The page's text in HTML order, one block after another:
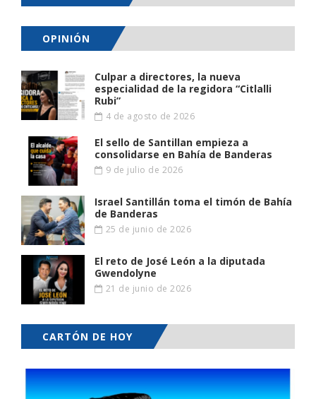
OPINIÓN
Culpar a directores, la nueva
especialidad de la regidora “Citlalli
Rubi”
4 de agosto de 2026
El sello de Santillan empieza a
consolidarse en Bahía de Banderas
9 de julio de 2026
Israel Santillán toma el timón de Bahía
de Banderas
25 de junio de 2026
El reto de José León a la diputada
Gwendolyne
21 de junio de 2026
CARTÓN DE HOY